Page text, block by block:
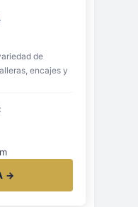
de
encajes y
→